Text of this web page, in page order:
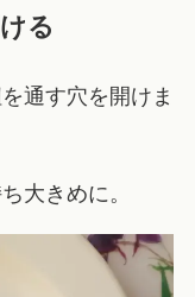
る
通す穴を開けま
大きめに。